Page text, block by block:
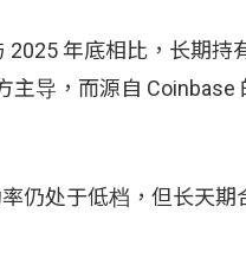
年底相比，长期
主导，而源自
仍处于低档，但长天